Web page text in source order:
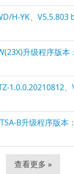
H-YK、V5.5.803
升级程序版
1.0.0.20210812
B升级程序版本
查看更多 »